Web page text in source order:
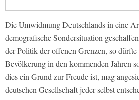
Die Umwidmung Deutschlands in eine
demografische Sondersituation
der Politik der offenen Grenzen, so dürfte
Bevölkerung in den kommenden Jahren
dies ein Grund zur Freude ist, mag
deutschen Gesellschaft jeder selbst